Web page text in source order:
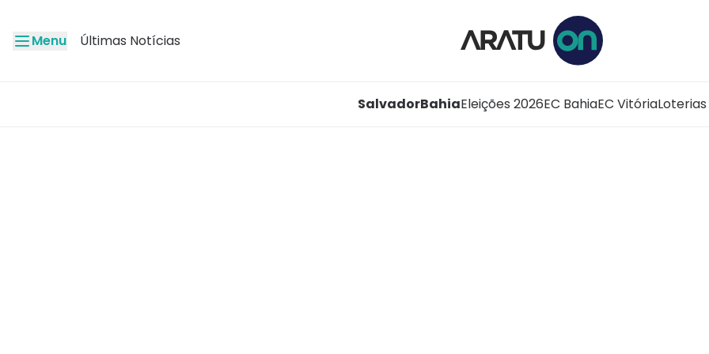
Menu Últimas Notícias
SalvadorBahiaEleições 2026EC BahiaEC VitóriaLoterias